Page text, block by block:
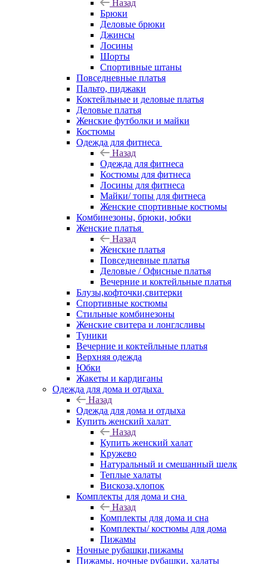
Назад
Брюки
Деловые брюки
Джинсы
Лосины
Шорты
Спортивные штаны
Повседневные платья
Пальто, пиджаки
Коктейльные и деловые платья
Деловые платья
Женские футболки и майки
Костюмы
Одежда для фитнеса
Назад
Одежда для фитнеса
Костюмы для фитнеса
Лосины для фитнеса
Майки/ топы для фитнеса
Женские спортивные костюмы
Комбинезоны, брюки, юбки
Женские платья
Назад
Женские платья
Повседневные платья
Деловые / Офисные платья
Вечерние и коктейльные платья
Блузы,кофточки,свитерки
Спортивные костюмы
Стильные комбинезоны
Женские свитера и лонглсливы
Туники
Вечерние и коктейльные платья
Верхняя одежда
Юбки
Жакеты и кардиганы
Одежда для дома и отдыха
Назад
Одежда для дома и отдыха
Купить женский халат
Назад
Купить женский халат
Кружево
Натуральный и смешанный шелк
Теплые халаты
Вискоза,хлопок
Комплекты для дома и сна
Назад
Комплекты для дома и сна
Комплекты/ костюмы для дома
Пижамы
Ночные рубашки,пижамы
Пижамы, ночные рубашки, халаты